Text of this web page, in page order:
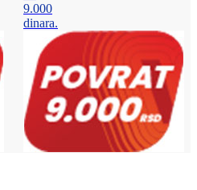
9.000
dinara.